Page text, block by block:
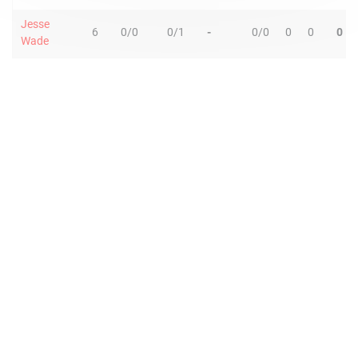
Jesse
Wade
6 0/0 0/1 - 0/0 0 0 0